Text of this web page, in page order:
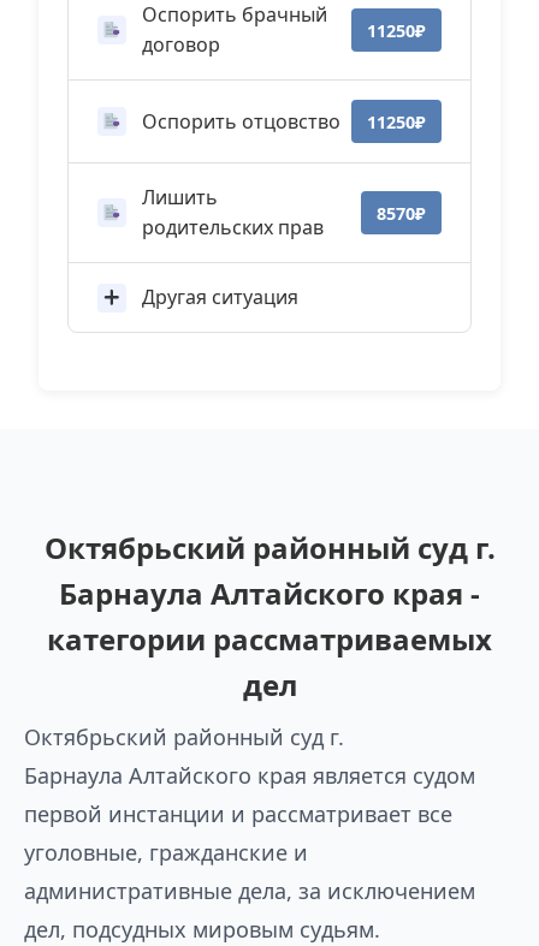
Оспорить брачный
договор
11250₽
Оспорить отцовство 11250₽
Лишить
родительских прав
8570₽
Другая ситуация
Октябрьский районный суд г.
Барнаула Алтайского края -
категории рассматриваемых
дел
Октябрьский районный суд г.
Барнаула Алтайского края является судом
первой инстанции и рассматривает все
уголовные, гражданские и
административные дела, за исключением
дел, подсудных мировым судьям.